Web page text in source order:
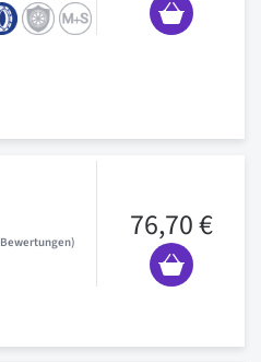
Bewertungen 76,70 €